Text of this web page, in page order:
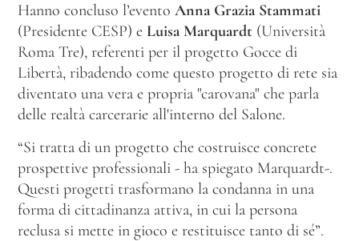
Hanno concluso l’evento Anna Grazia Stammati
(Presidente CESP) e Luisa Marquardt (Università
Roma Tre), referenti per il progetto Gocce di
Libertà, ribadendo come questo progetto di rete sia
diventato una vera e propria "carovana" che parla
delle realtà carcerarie all'interno del Salone.
“Si tratta di un progetto che costruisce concrete
prospettive professionali - ha spiegato Marquardt-.
Questi progetti trasformano la condanna in una
forma di cittadinanza attiva, in cui la persona
reclusa si mette in gioco e restituisce tanto di sé”.